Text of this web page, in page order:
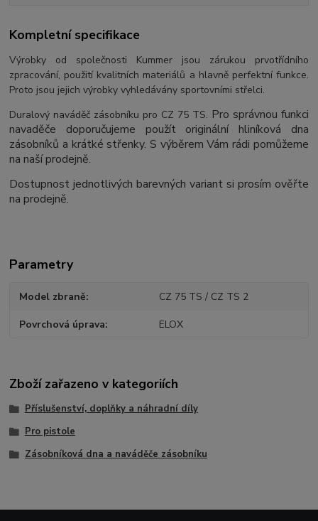
Kompletní specifikace
Výrobky od společnosti Kummer jsou zárukou prvotřídního
zpracování, použití kvalitních materiálů a hlavně perfektní funkce.
Proto jsou jejich výrobky vyhledávány sportovními střelci.
Duralový naváděč zásobníku pro CZ 75 TS. Pro správnou funkci
navaděče doporučujeme použít originální hliníková dna
zásobníků a krátké střenky. S výběrem Vám rádi pomůžeme
na naší prodejně.
Dostupnost jednotlivých barevných variant si prosím ověřte
na prodejně.
Parametry
Model zbraně CZ 75 TS / CZ TS 2
Povrchová úprava ELOX
Zboží zařazeno v kategoriích
Příslušenství, doplňky a náhradní díly
Pro pistole
Zásobníková dna a naváděče zásobníku